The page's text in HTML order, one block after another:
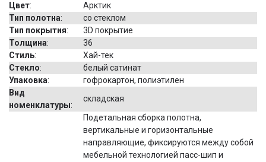
Цвет:
Арктик
Тип полотна:
со стеклом
Тип покрытия:
3D покрытие
Толщина:
36
Стиль:
Хай-тек
Стекло:
белый сатинат
Упаковка:
гофрокартон, полиэтилен
Вид
номенклатуры:
складская
Подетальная сборка полотна,
вертикальные и горизонтальные
направляющие, фиксируются между собой
мебельной технологией пасс-шип и